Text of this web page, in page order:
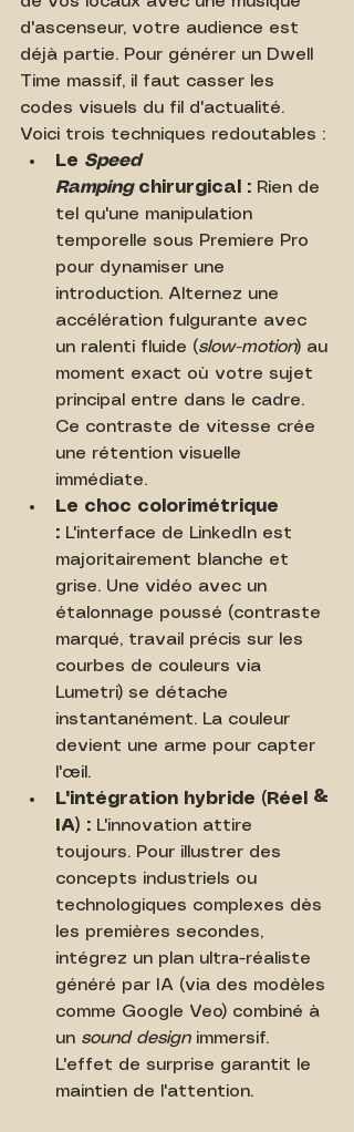
d'ascenseur, votre audience est
déjà partie. Pour générer un Dwell
Time massif, il faut casser les
codes visuels du fil d'actualité.
Voici trois techniques redoutables :
Le Speed
Ramping chirurgical : Rien de
tel qu'une manipulation
temporelle sous Premiere Pro
pour dynamiser une
introduction. Alternez une
accélération fulgurante avec
un ralenti fluide (slow-motion) au
moment exact où votre sujet
principal entre dans le cadre.
Ce contraste de vitesse crée
une rétention visuelle
immédiate.
Le choc colorimétrique
: L'interface de LinkedIn est
majoritairement blanche et
grise. Une vidéo avec un
étalonnage poussé (contraste
marqué, travail précis sur les
courbes de couleurs via
Lumetri) se détache
instantanément. La couleur
devient une arme pour capter
l'œil.
L'intégration hybride (Réel &
IA) : L'innovation attire
toujours. Pour illustrer des
concepts industriels ou
technologiques complexes dès
les premières secondes,
intégrez un plan ultra-réaliste
généré par IA (via des modèles
comme Google Veo) combiné à
un sound design immersif.
L'effet de surprise garantit le
maintien de l'attention.